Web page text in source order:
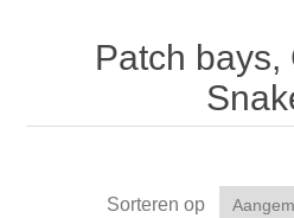
Patch bays,
Sorteren op